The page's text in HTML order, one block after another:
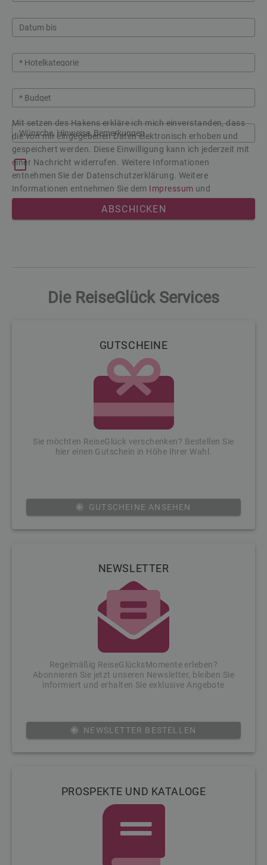
Datum bis
* Hotelkategorie
* Budget
Wünsche, Hinweise, Bemerkungen
Mit setzen des Hakens erkläre ich mich einverstanden, dass
die von mir eingegebenen Daten elektronisch erhoben und
gespeichert werden. Diese Einwilligung kann ich jederzeit mit
einer Nachricht widerrufen. Weitere Informationen
entnehmen Sie der Datenschutzerklärung. Weitere
Informationen entnehmen Sie dem Impressum und
Datenschutz
ABSCHICKEN
Die ReiseGlück Services
GUTSCHEINE
Sie möchten ReiseGlück verschenken? Bestellen Sie
hier einen Gutschein in Höhe Ihrer Wahl.
GUTSCHEINE ANSEHEN
NEWSLETTER
Regelmäßig ReiseGlücksMomente erleben?
Abonnieren Sie jetzt unseren Newsletter, bleiben Sie
informiert und erhalten Sie exklusive Angebote
NEWSLETTER BESTELLEN
PROSPEKTE UND KATALOGE